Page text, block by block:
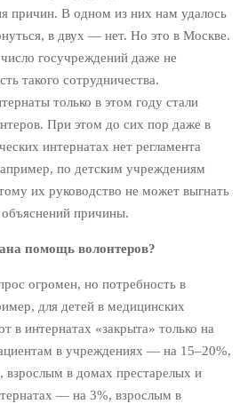
причин. В одном из них нам удалось
в двух — нет. Но это в Москве.
госучреждений даже не
такого сотрудничества.
только в этом году стали
При этом до сих пор даже в
интернатах нет регламента
по детским учреждениям
их руководство не может выгнать
причины.
помощь волонтеров?
огромен, но потребность в
для детей в медицинских
в интернатах «закрыта» только на
в учреждениях — на 15–20%,
в домах престарелых и
— на 3%, взрослым в